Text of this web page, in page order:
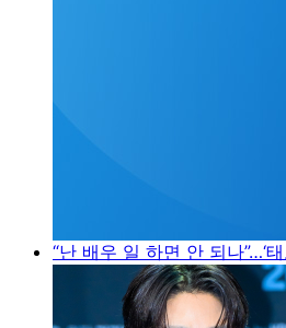
“난 배우 일 하면 안 되나”…‘